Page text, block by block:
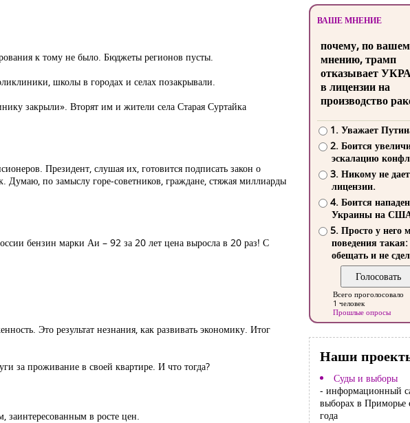
к тому не было. Бюджеты регионов пусты.
школы в городах и селах позакрывали.
закрыли». Вторят им и жители села Старая Суртайка
Президент, слушая их, готовится подписать закон о
по замыслу горе-советников, граждане, стяжая миллиарды
бензин марки Аи – 92 за 20 лет цена выросла в 20 раз! С
Это результат незнания, как развивать экономику. Итог
за проживание в своей квартире. И что тогда?
в росте цен.
ВАШЕ МНЕНИЕ
почему, по
мнению, трамп
отказывает
в лицензии на
производство
1. Уважает
2. Боится
эскалацию
3. Никому не
лицензии.
4. Боится
Украины на
5. Просто у него
поведения такая:
обещать и не
Всего проголосовало
1 человек
Прошлые опросы
Наши
Суды и выборы
- информационный
выборах в Приморье
года